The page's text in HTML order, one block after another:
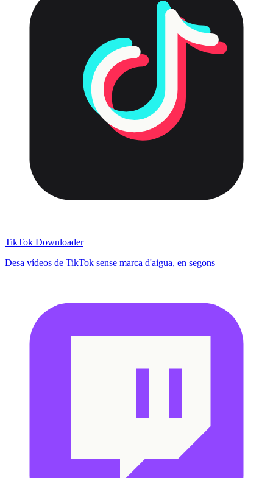
TikTok Downloader
Desa vídeos de TikTok sense marca d'aigua, en segons